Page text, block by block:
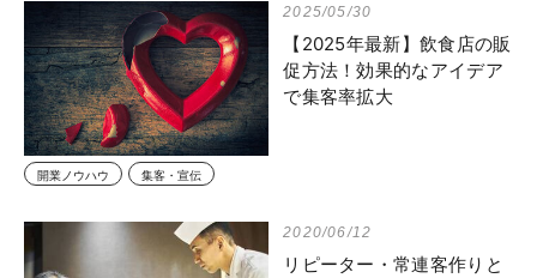
2025/05/30
【2025年最新】飲食店の販
促方法！効果的なアイデア
で集客率拡大
開業ノウハウ 集客・宣伝
2020/06/12
リピーター・常連客作りと